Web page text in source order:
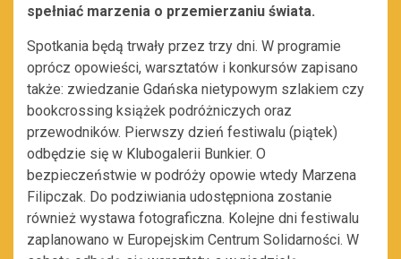
spełniać marzenia o przemierzaniu świata.
Spotkania będą trwały przez trzy dni. W programie
oprócz opowieści, warsztatów i konkursów zapisano
także: zwiedzanie Gdańska nietypowym szlakiem czy
bookcrossing książek podróżniczych oraz
przewodników. Pierwszy dzień festiwalu (piątek)
odbędzie się w Klubogalerii Bunkier. O
bezpieczeństwie w podróży opowie wtedy Marzena
Filipczak. Do podziwiania udostępniona zostanie
również wystawa fotograficzna. Kolejne dni festiwalu
zaplanowano w Europejskim Centrum Solidarności. W